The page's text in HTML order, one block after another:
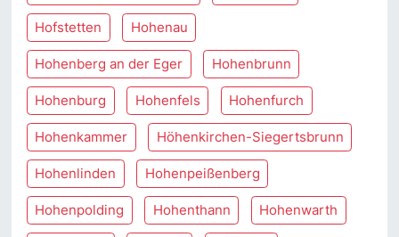
Hofstetten Hohenau
Hohenberg an der Eger Hohenbrunn
Hohenburg Hohenfels Hohenfurch
Hohenkammer Höhenkirchen-Siegertsbrunn
Hohenlinden Hohenpeißenberg
Hohenpolding Hohenthann Hohenwarth